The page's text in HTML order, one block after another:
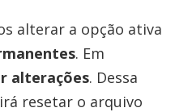
alterar a opção ativa
. Em
alterações. Dessa
resetar o arquivo